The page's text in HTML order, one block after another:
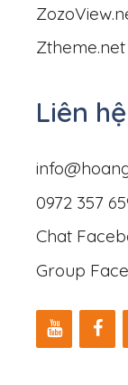
Ztheme.net
Liên hệ
0972 357
Chat
Group